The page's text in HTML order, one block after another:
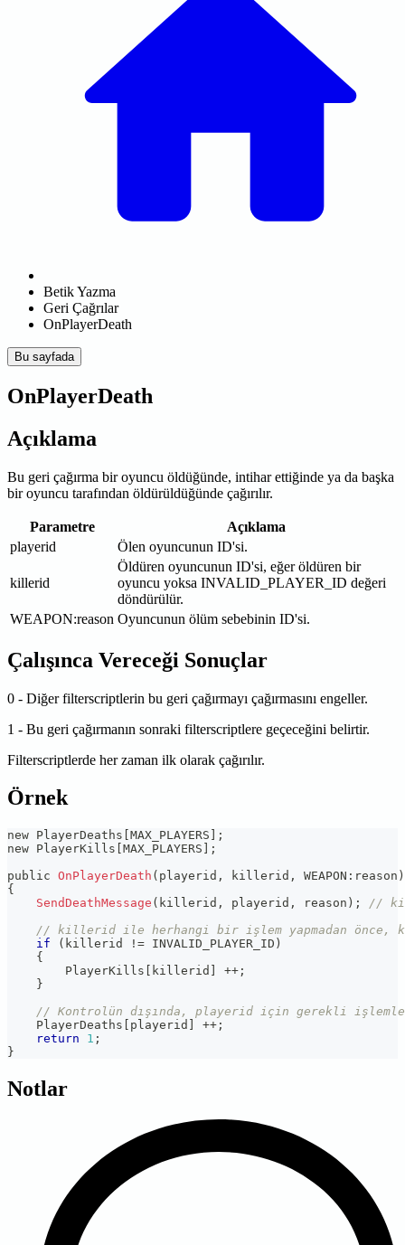
Betik Yazma
Geri Çağrılar
OnPlayerDeath
Bu sayfada
OnPlayerDeath
Açıklama
Bu geri çağırma bir oyuncu öldüğünde, intihar ettiğinde ya da başka
bir oyuncu tarafından öldürüldüğünde çağırılır.
Parametre
Açıklama
playerid
Ölen oyuncunun ID'si.
killerid
Öldüren oyuncunun ID'si, eğer öldüren bir
oyuncu yoksa INVALID_PLAYER_ID değeri
döndürülür.
WEAPON:reason Oyuncunun ölüm sebebinin ID'si.
Çalışınca Vereceği Sonuçlar
0 - Diğer filterscriptlerin bu geri çağırmayı çağırmasını engeller.
1 - Bu geri çağırmanın sonraki filterscriptlere geçeceğini belirtir.
Filterscriptlerde her zaman ilk olarak çağırılır.
Örnek
new PlayerDeaths MAX_PLAYERS
;
new PlayerKills MAX_PLAYERS
;
public OnPlayerDeath ( playerid , killerid , WEAPON : reason )
{
SendDeathMessage ( killerid , playerid , reason ) ;
//
// killerid ile herhangi bir işlem yapmadan önce,
if
( killerid != INVALID_PLAYER_ID )
{
        PlayerKills
killerid ++ ;
}
// Kontrolün dışında, playerid için gerekli
    PlayerDeaths
playerid ++ ;
return
1 ;
}
Notlar